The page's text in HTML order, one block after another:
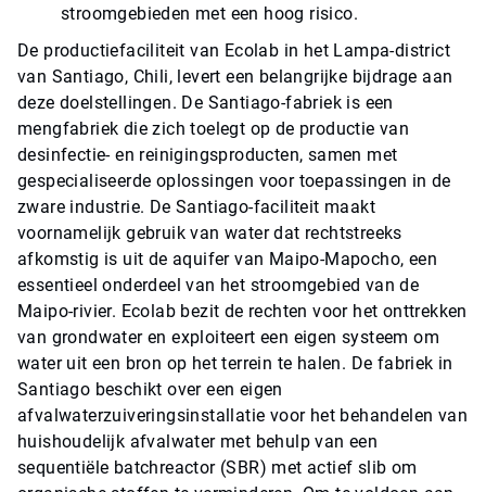
stroomgebieden met een hoog risico.
De productiefaciliteit van Ecolab in het Lampa-district
van Santiago, Chili, levert een belangrijke bijdrage aan
deze doelstellingen. De Santiago-fabriek is een
mengfabriek die zich toelegt op de productie van
desinfectie- en reinigingsproducten, samen met
gespecialiseerde oplossingen voor toepassingen in de
zware industrie. De Santiago-faciliteit maakt
voornamelijk gebruik van water dat rechtstreeks
afkomstig is uit de aquifer van Maipo-Mapocho, een
essentieel onderdeel van het stroomgebied van de
Maipo-rivier. Ecolab bezit de rechten voor het onttrekken
van grondwater en exploiteert een eigen systeem om
water uit een bron op het terrein te halen. De fabriek in
Santiago beschikt over een eigen
afvalwaterzuiveringsinstallatie voor het behandelen van
huishoudelijk afvalwater met behulp van een
sequentiële batchreactor (SBR) met actief slib om